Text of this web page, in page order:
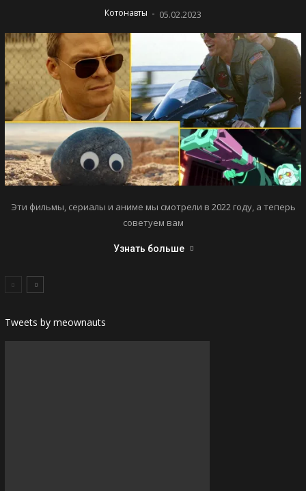
Котонавты - 05.02.2023
Эти фильмы, сериалы и аниме мы смотрели в 2022 году, а теперь
советуем вам
Узнать больше
Tweets by meownauts